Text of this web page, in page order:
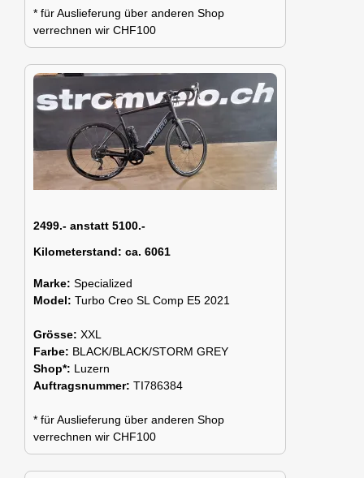
* für Auslieferung über anderen Shop
verrechnen wir CHF100
2499.- anstatt 5100.-
Kilometerstand: ca. 6061
Marke: Specialized
Model: Turbo Creo SL Comp E5 2021
Grösse: XXL
Farbe: BLACK/BLACK/STORM GREY
Shop*: Luzern
Auftragsnummer: TI786384
* für Auslieferung über anderen Shop
verrechnen wir CHF100